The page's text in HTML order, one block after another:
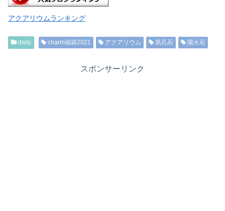
アクアリウムランキング
daily charm福袋2021 アクアリウム 気孔石 陽火石
スポンサーリンク